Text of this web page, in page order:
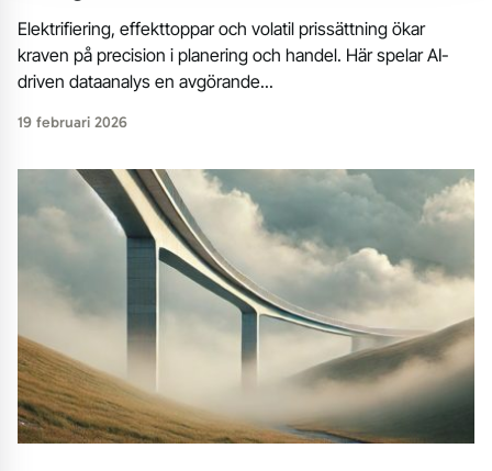
Elektrifiering, effekttoppar och volatil prissättning ökar
kraven på precision i planering och handel. Här spelar AI-
driven dataanalys en avgörande...
19 februari 2026